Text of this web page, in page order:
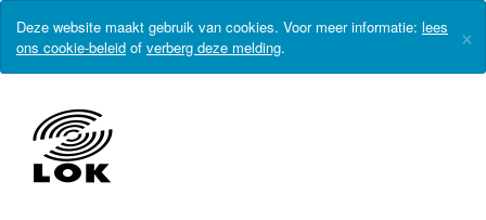
Deze website maakt gebruik van cookies. Voor meer informatie: lees
ons cookie-beleid of verberg deze melding. ×